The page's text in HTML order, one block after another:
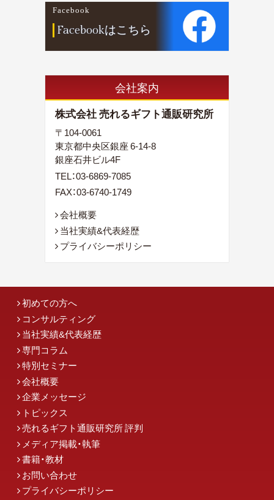
Facebook
Facebookはこちら
会社案内
株式会社 売れるギフト通販研究所
〒104-0061
東京都中央区銀座 6-14-8
銀座石井ビル4F
TEL：03-6869-7085
FAX：03-6740-1749
会社概要
当社実績&代表経歴
プライバシーポリシー
初めての方へ
コンサルティング
当社実績&代表経歴
専門コラム
特別セミナー
会社概要
企業メッセージ
トピックス
売れるギフト通販研究所 評判
メディア掲載・執筆
書籍・教材
お問い合わせ
プライバシーポリシー